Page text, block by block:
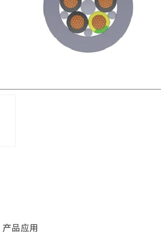
产品应用